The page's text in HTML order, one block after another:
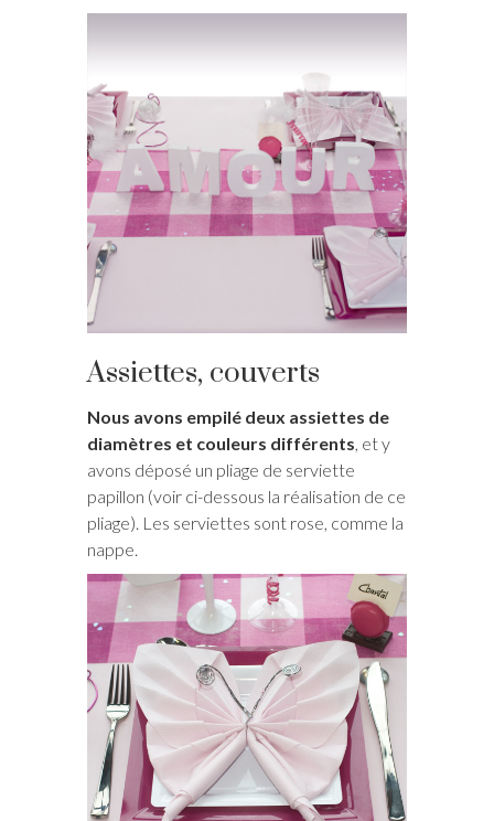
Assiettes, couverts
Nous avons empilé deux assiettes de
diamètres et couleurs différents , et y
avons déposé un pliage de serviette
papillon (voir ci-dessous la réalisation de ce
pliage). Les serviettes sont rose, comme la
nappe.